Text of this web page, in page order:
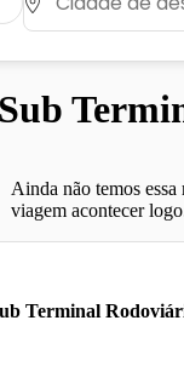
Ainda não temos
viagem acontecer
Terminal